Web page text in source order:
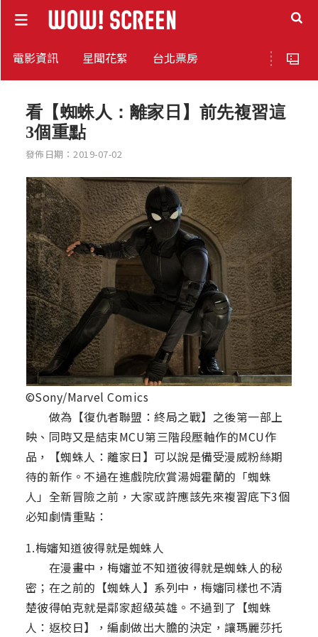
電影資訊 星聞花絮 台北票房
看【蜘蛛人：離家日】前先複習這
3個重點
發佈日期：2019-07-02
©Sony/Marvel Comics
做為【復仇者聯盟：終局之戰】之後第一部上
映、同時又是結束MCU第三階段壓軸作的MCU作
品，【蜘蛛人：離家日】可以說是備受漫威粉絲期
待的新作。不過在進戲院欣賞湯姆霍蘭的「蜘蛛
人」全新冒險之前，大家或許應該先來複習底下3個
必知劇情重點：
1.梅嬸知道彼得就是蜘蛛人
在漫畫中，梅嬸並不知道彼得就是蜘蛛人的秘
密；在之前的【蜘蛛人】系列中，梅嬸同樣也不清
楚彼得帕克就是鄰家超級英雄。不過到了【蜘蛛
人：返校日】，編劇做出大膽的決定，讓瑪麗莎托